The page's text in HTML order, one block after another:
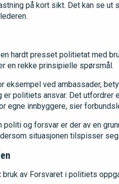
på kort sikt. Det kan se ut
hardt presset politietat med
en rekke prinsipielle spørsmål.
eksempel ved ambassader,
politiets ansvar. Det utfordrer
egne innbyggere, sier
og forsvar er der av en
situasjonen tilspisser seg.
bruk av Forsvaret i politiets